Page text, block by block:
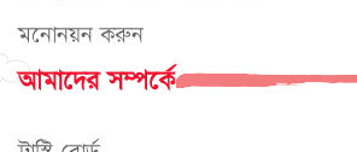
মনোনয়ন করুন
আমাদের সম্পর্কে